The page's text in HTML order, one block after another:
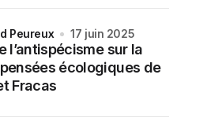
l’antispécisme sur la
écologiques de
Fracas
Peureux 17 juin 2025